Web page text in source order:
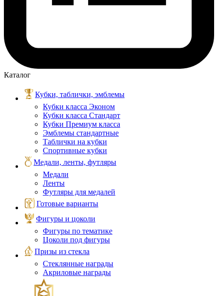
Каталог
Кубки, таблички, эмблемы
Кубки класса Эконом
Кубки класса Стандарт
Кубки Премиум класса
Эмблемы стандартные
Таблички на кубки
Спортивные кубки
Медали, ленты, футляры
Медали
Ленты
Футляры для медалей
Готовые варианты
Фигуры и цоколи
Фигуры по тематике
Цоколи под фигуры
Призы из стекла
Стеклянные награды
Акриловые награды